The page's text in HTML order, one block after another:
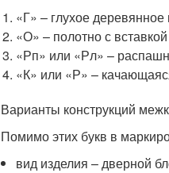
«Г» – глухое деревянное
«О» – полотно с вставкой
«Рп» или «Рл» –
«К» или «Р» –
Варианты конструкций
Помимо этих букв в
вид изделия – дверной